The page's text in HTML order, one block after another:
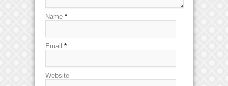
Name *
Email *
Website